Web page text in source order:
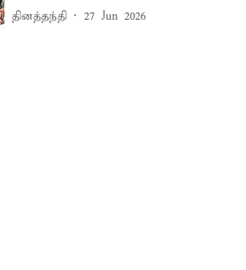
தினத்தந்தி 27 Jun 2026